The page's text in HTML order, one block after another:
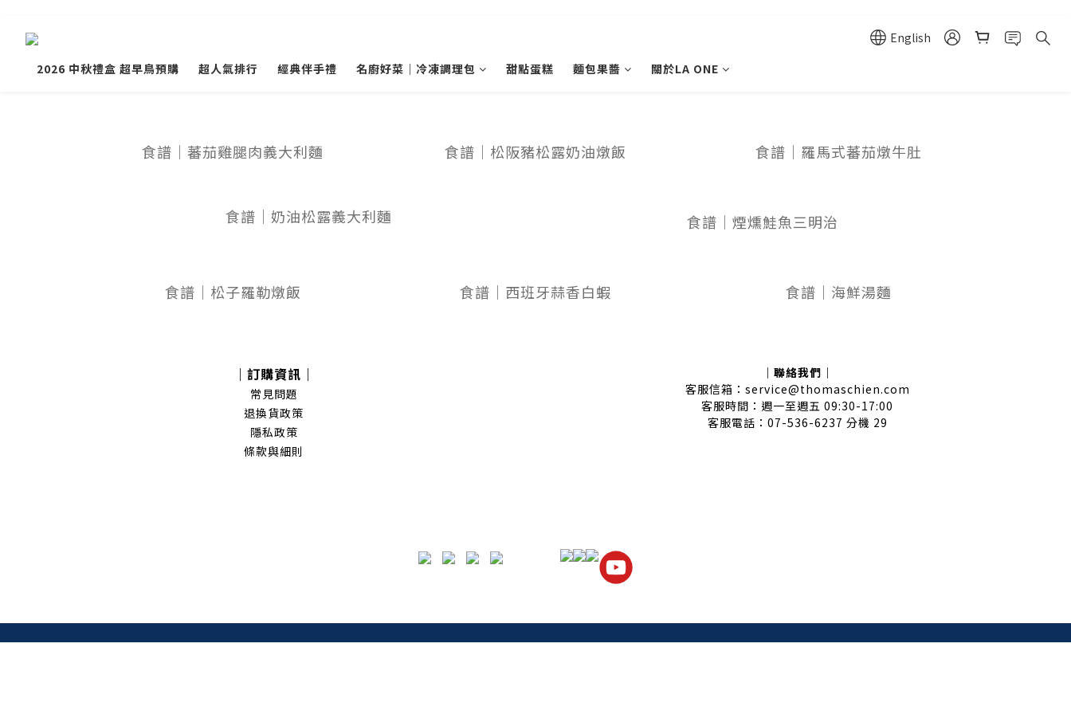
English
2026 中秋禮盒 超早鳥預購
超人氣排行 經典伴手禮 名廚好菜｜冷凍調理包 甜點蛋糕 麵包果醬 關於LA ONE
食譜｜蕃茄雞腿肉義大利麵 食譜｜松阪豬松露奶油燉飯 食譜｜羅馬式蕃茄燉牛肚
食譜｜奶油松露義大利麵 食譜｜煙燻鮭魚三明治
食譜｜松子羅勒燉飯 食譜｜西班牙蒜香白蝦 食譜｜海鮮湯麵
｜訂購資訊｜
常見問題
退換貨政策
隱私政策
條款與細則
｜聯絡我們｜
客服信箱：service@thomaschien.com
客服時間：週一至週五 09:30-17:00
客服電話：07-536-6237 分機 29